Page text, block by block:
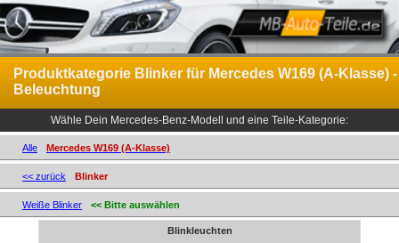
Produktkategorie Blinker für Mercedes W169 (A-Klasse) -
Beleuchtung
Wähle Dein Mercedes-Benz-Modell und eine Teile-Kategorie:
Alle Mercedes W169 (A-Klasse)
<< zurück Blinker
Weiße Blinker << Bitte auswählen
Blinkleuchten